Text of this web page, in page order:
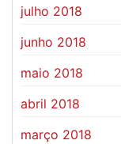
julho 2018
junho 2018
maio 2018
abril 2018
março 2018